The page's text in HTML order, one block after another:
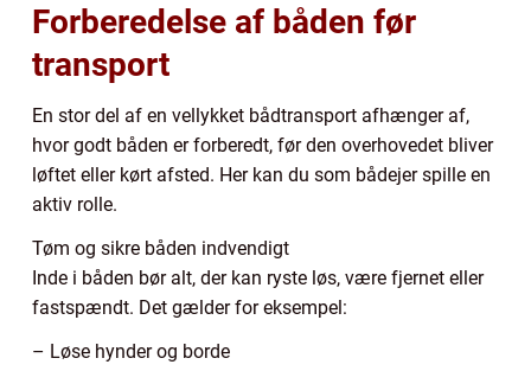
Forberedelse af båden før
transport
En stor del af en vellykket bådtransport afhænger af,
hvor godt båden er forberedt, før den overhovedet bliver
løftet eller kørt afsted. Her kan du som bådejer spille en
aktiv rolle.
Tøm og sikre båden indvendigt
Inde i båden bør alt, der kan ryste løs, være fjernet eller
fastspændt. Det gælder for eksempel:
– Løse hynder og borde